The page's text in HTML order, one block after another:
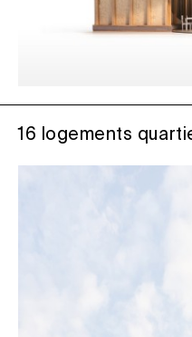
16 logements